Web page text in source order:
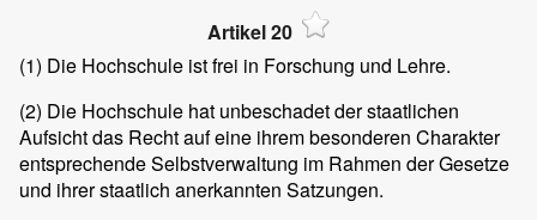
Artikel 20
(1) Die Hochschule ist frei in Forschung und Lehre.
(2) Die Hochschule hat unbeschadet der staatlichen
Aufsicht das Recht auf eine ihrem besonderen Charakter
entsprechende Selbstverwaltung im Rahmen der Gesetze
und ihrer staatlich anerkannten Satzungen.